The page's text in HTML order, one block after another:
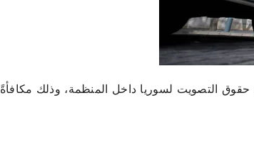
حقوق التصويت لسوريا داخل المنظمة، وذلك مكافأةً